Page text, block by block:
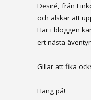
Desiré, från
och älskar att
Här i bloggen
ert nästa
Gillar att fika
Häng på!